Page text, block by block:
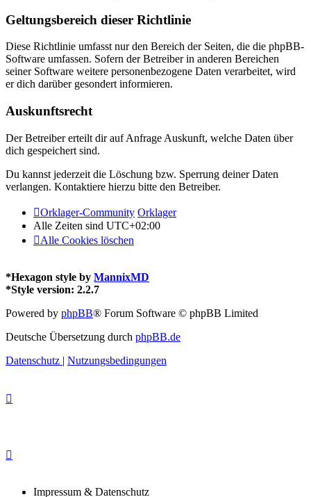
Geltungsbereich dieser Richtlinie
Diese Richtlinie umfasst nur den Bereich der Seiten, die die phpBB-
Software umfassen. Sofern der Betreiber in anderen Bereichen
seiner Software weitere personenbezogene Daten verarbeitet, wird
er dich darüber gesondert informieren.
Auskunftsrecht
Der Betreiber erteilt dir auf Anfrage Auskunft, welche Daten über
dich gespeichert sind.
Du kannst jederzeit die Löschung bzw. Sperrung deiner Daten
verlangen. Kontaktiere hierzu bitte den Betreiber.
Orklager-Community Orklager
Alle Zeiten sind UTC+02:00
Alle Cookies löschen
*Hexagon style by MannixMD
*Style version: 2.2.7
Powered by phpBB® Forum Software © phpBB Limited
Deutsche Übersetzung durch phpBB.de
Datenschutz | Nutzungsbedingungen
Impressum & Datenschutz